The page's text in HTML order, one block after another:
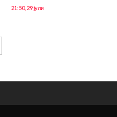
21:50, 29 јули